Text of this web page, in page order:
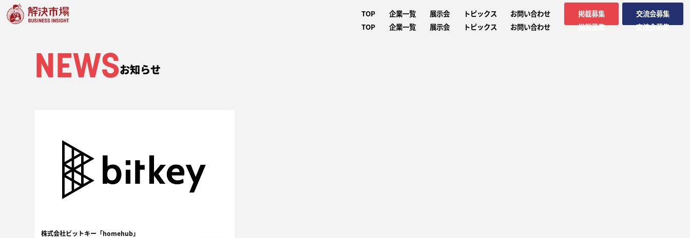
TOP
TOP
企業一覧
企業一覧
展示会
展示会
トピックス
トピックス
お問い合わせ
お問い合わせ
掲載募集
掲載募集
交流会募集
交流会募集
NEWSお知らせ
株式会社ビットキー「homehub」